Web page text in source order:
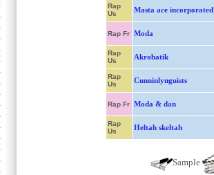
Rap
Us
Masta ace incorporated
Rap Fr Moda
Rap
Us
Akrobatik
Rap
Us
Cunninlynguists
Rap Fr Moda & dan
Rap
Us
Heltah skeltah
Sample